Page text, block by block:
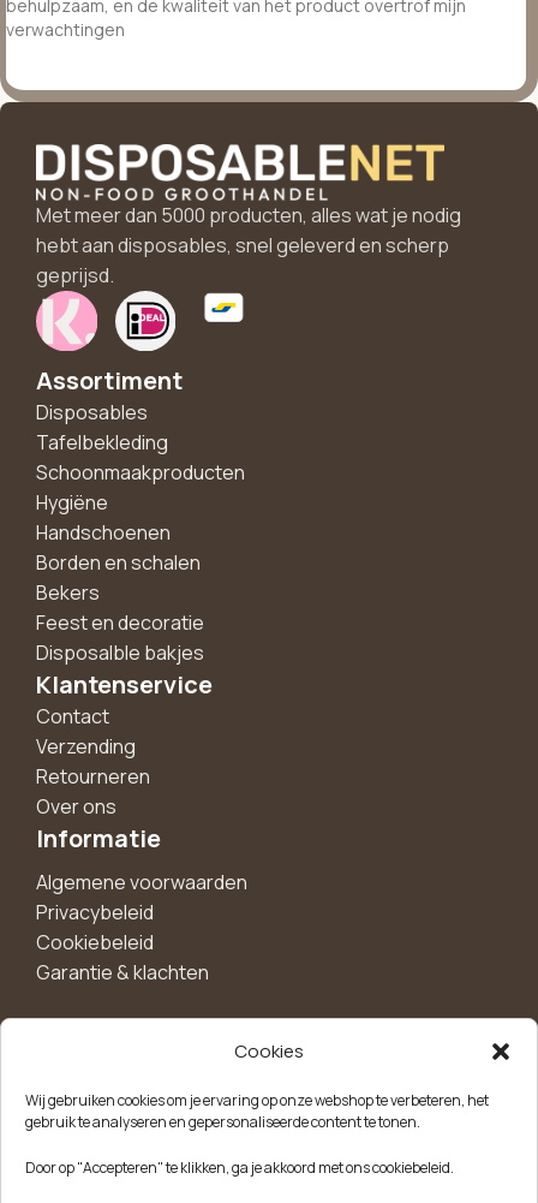
Cookies
Wij gebruiken cookies om je ervaring op onze webshop te verbeteren, het
gebruik te analyseren en gepersonaliseerde content te tonen.
Door op "Accepteren" te klikken, ga je akkoord met ons cookiebeleid.
behulpzaam, en de kwaliteit van het product overtrof mijn
verwachtingen
Met meer dan 5000 producten, alles wat je nodig
hebt aan disposables, snel geleverd en scherp
geprijsd.
Assortiment
Disposables
Tafelbekleding
Schoonmaakproducten
Hygiëne
Handschoenen
Borden en schalen
Bekers
Feest en decoratie
Disposalble bakjes
Klantenservice
Contact
Verzending
Retourneren
Over ons
Informatie
Algemene voorwaarden
Privacybeleid
Cookiebeleid
Garantie & klachten
korting!
aanbiedingen, nieuwe producten en handige tips.